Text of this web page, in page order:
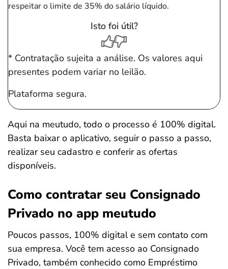
respeitar o limite de 35% do salário líquido.
Isto foi útil?
* Contratação sujeita a análise. Os valores aqui
presentes podem variar no leilão.
Plataforma segura.
Aqui na meutudo, todo o processo é 100% digital.
Basta baixar o aplicativo, seguir o passo a passo,
realizar seu cadastro e conferir as ofertas
disponíveis.
Como contratar seu Consignado
Privado no app meutudo
Poucos passos, 100% digital e sem contato com
sua empresa. Você tem acesso ao Consignado
Privado, também conhecido como Empréstimo